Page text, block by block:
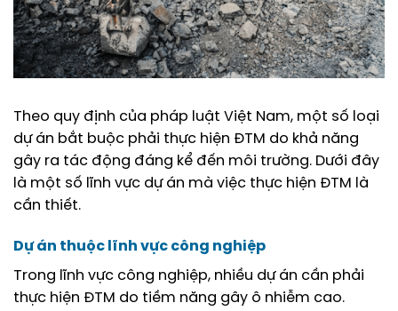
Theo quy định của pháp luật Việt Nam, một số loại
dự án bắt buộc phải thực hiện ĐTM do khả năng
gây ra tác động đáng kể đến môi trường. Dưới đây
là một số lĩnh vực dự án mà việc thực hiện ĐTM là
cần thiết.
Dự án thuộc lĩnh vực công nghiệp
Trong lĩnh vực công nghiệp, nhiều dự án cần phải
thực hiện ĐTM do tiềm năng gây ô nhiễm cao.